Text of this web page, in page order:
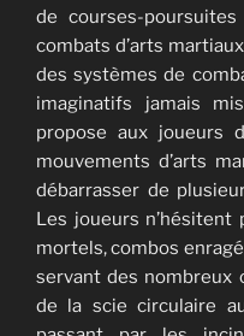
de courses-
combats d’arts
des systèmes de
imaginatifs jamais
propose aux joueurs
mouvements d’arts
débarrasser de
Les joueurs n’hésitent
mortels, combos
servant des nombreux
de la scie circulaire